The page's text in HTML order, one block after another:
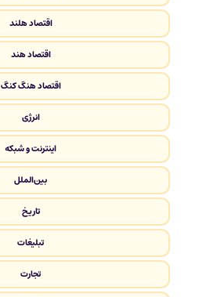
اقتصاد هلند
اقتصاد هند
اقتصاد هنگ کنگ
انرژی
اینترنت و شبکه
بین‌الملل
تاریخ
تبلیغات
تجارت